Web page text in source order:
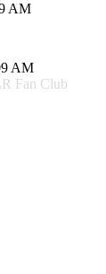
AM
AM
Fan Club